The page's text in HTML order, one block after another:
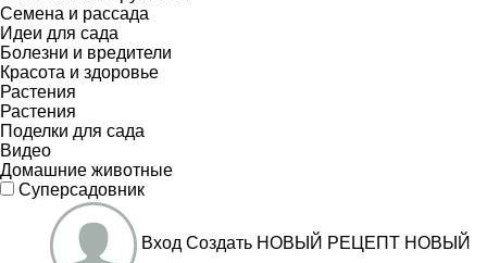
Семена и рассада
Идеи для сада
Болезни и вредители
Красота и здоровье
Растения
Растения
Поделки для сада
Видео
Домашние животные
Суперсадовник
Вход Создать НОВЫЙ РЕЦЕПТ НОВЫЙ